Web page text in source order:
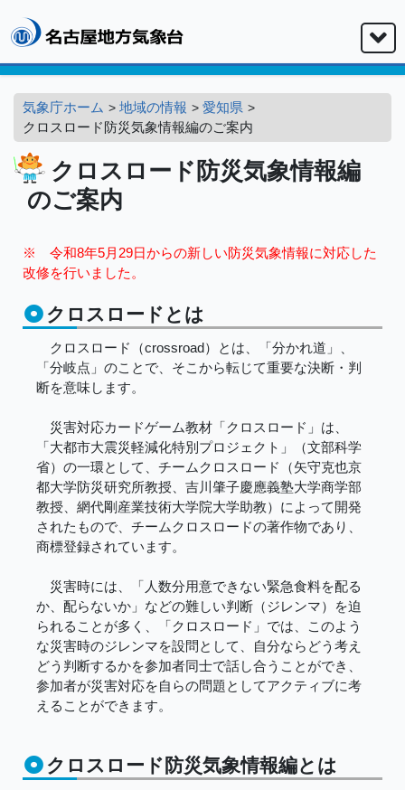
気象庁ホーム 地域の情報
愛知県
クロスロード防災気象情報編のご案内
クロスロード防災気象情報編
のご案内
※ 令和8年5月29日からの新しい防災気象情報に対応した
改修を行いました。
クロスロードとは
クロスロード（crossroad）とは、「分かれ道」、
「分岐点」のことで、そこから転じて重要な決断・判
断を意味します。
災害対応カードゲーム教材「クロスロード」は、
「大都市大震災軽減化特別プロジェクト」（文部科学
省）の一環として、チームクロスロード（矢守克也京
都大学防災研究所教授、吉川肇子慶應義塾大学商学部
教授、網代剛産業技術大学院大学助教）によって開発
されたもので、チームクロスロードの著作物であり、
商標登録されています。
災害時には、「人数分用意できない緊急食料を配る
か、配らないか」などの難しい判断（ジレンマ）を迫
られることが多く、「クロスロード」では、このよう
な災害時のジレンマを設問として、自分ならどう考え
どう判断するかを参加者同士で話し合うことができ、
参加者が災害対応を自らの問題としてアクティブに考
えることができます。
クロスロード防災気象情報編とは